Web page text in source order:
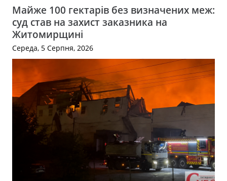
Майже 100 гектарів без визначених меж:
суд став на захист заказника на
Житомирщині
Середа, 5 Серпня, 2026